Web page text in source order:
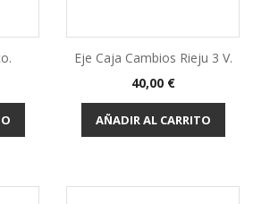
Eje Caja Cambios Rieju 3 V.
Precio
40,00 €
AÑADIR AL CARRITO